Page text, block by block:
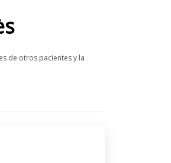
de otros pacientes y la